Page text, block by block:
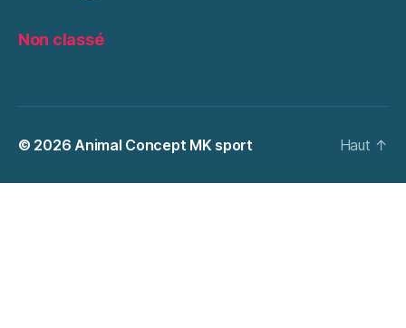
Non classé
© 2026 Animal Concept MK sport Haut ↑